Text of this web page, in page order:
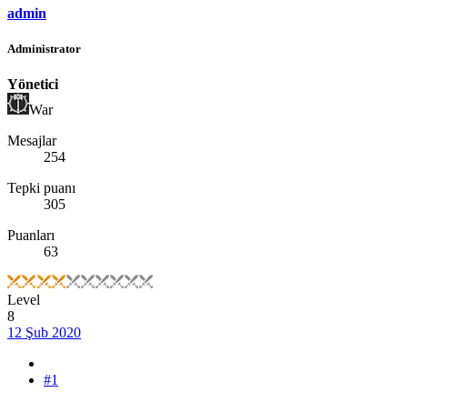
admin
Administrator
Yönetici
War
Mesajlar
254
Tepki puanı
305
Puanları
63
Level
8
12 Şub 2020
#1